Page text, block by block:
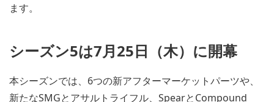
ます。
シーズン5は7月25日（木）に開幕
本シーズンでは、6つの新アフターマーケットパーツや、
新たなSMGとアサルトライフル、SpearとCompound